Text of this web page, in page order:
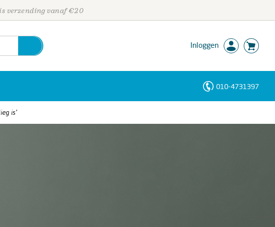
verzending vanaf €20
Inloggen
010-4731397
is’
Personen